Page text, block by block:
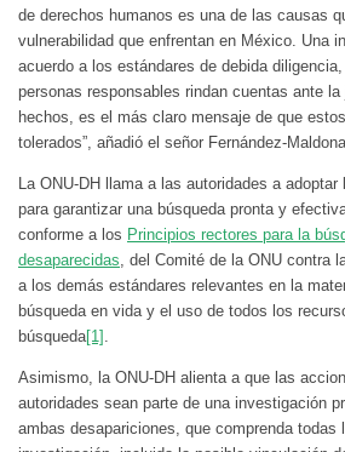
de derechos humanos es una de las causas
vulnerabilidad que enfrentan en México. Una
acuerdo a los estándares de debida
personas responsables rindan cuentas ante
hechos, es el más claro mensaje de que
tolerados”, añadió el señor Fernández-
La ONU-DH llama a las autoridades a
para garantizar una búsqueda pronta y
conforme a los Principios rectores para la
desaparecidas, del Comité de la ONU contra
a los demás estándares relevantes en la
búsqueda en vida y el uso de todos los
búsqueda[1] .
Asimismo, la ONU-DH alienta a que las
autoridades sean parte de una investigación
ambas desapariciones, que comprenda